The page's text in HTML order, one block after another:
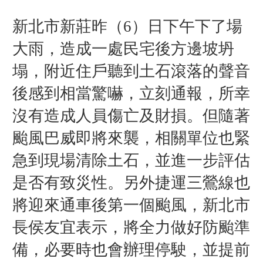
新北市新莊昨（6）日下午下了場
大雨，造成一處民宅後方邊坡坍
塌，附近住戶聽到土石滾落的聲音
後感到相當驚嚇，立刻通報，所幸
沒有造成人員傷亡及財損。但隨著
颱風巴威即將來襲，相關單位也緊
急到現場清除土石，並進一步評估
是否有致災性。另外捷運三鶯線也
將迎來通車後第一個颱風，新北市
長侯友宜表示，將全力做好防颱準
備，必要時也會辦理停駛，並提前